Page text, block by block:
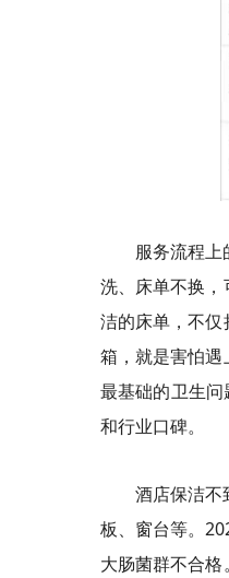
服务流程
洗、床单不换
洁的床单，不
箱，就是害怕
最基础的卫生
和行业口碑。
酒店保洁不
板、窗台等。
大肠菌群不合